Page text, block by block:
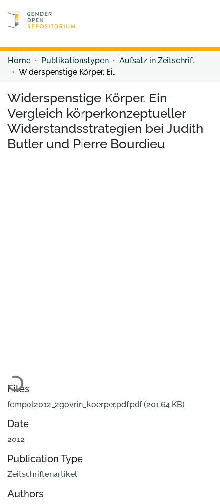
Discover content
Home Publikationstypen
Aufsatz in Zeitschrift
Widerspenstige Körper. Ein Vergleich körperkonzeptueller Widerstandsstrategien bei Judith Butler und Pierre Bourdieu
Widerspenstige Körper. Ein
Vergleich körperkonzeptueller
Widerstandsstrategien bei Judith
Butler und Pierre Bourdieu
Loading...
Files
fempol2012_2govrin_koerper.pdf.pdf(201.64 KB)
Date
2012
Publication Type
Zeitschriftenartikel
Authors